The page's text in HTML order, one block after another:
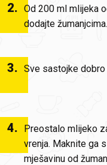
2. Od 200 ml mlijeka
dodajte žumanjcima.
3. Sve sastojke
4.
Preostalo mlijeko
vrenja. Maknite ga
mješavinu od